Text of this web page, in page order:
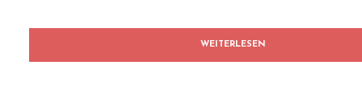
WEITERLESEN